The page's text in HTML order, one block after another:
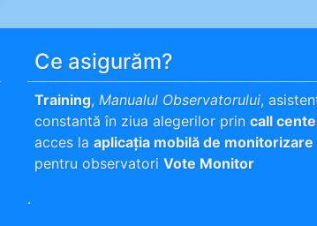
Ce asigurăm?
Training, Manualul Observatorului,
constantă în ziua alegerilor prin call
acces la aplicația mobilă de monitorizare
pentru observatori Vote Monitor
.